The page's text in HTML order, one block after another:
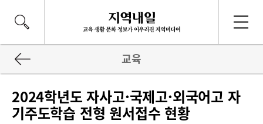
교육
2024학년도 자사고·국제고·외국어고 자
기주도학습 전형 원서접수 현황